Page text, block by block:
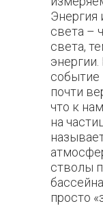
Энергия
света –
света,
событие
почти
что к
на
стволы
просто